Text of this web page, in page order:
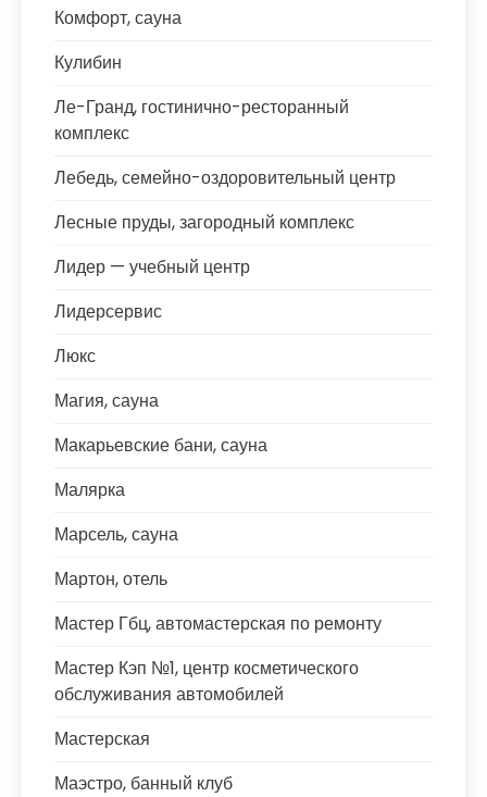
Комфорт, сауна
Кулибин
Ле-Гранд, гостинично-ресторанный
комплекс
Лебедь, семейно-оздоровительный центр
Лесные пруды, загородный комплекс
Лидер — учебный центр
Лидерсервис
Люкс
Магия, сауна
Макарьевские бани, сауна
Малярка
Марсель, сауна
Мартон, отель
Мастер Гбц, автомастерская по ремонту
Мастер Кэп №1, центр косметического
обслуживания автомобилей
Мастерская
Маэстро, банный клуб